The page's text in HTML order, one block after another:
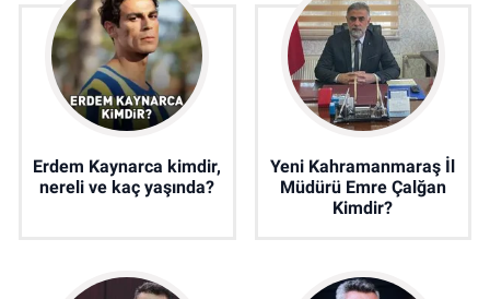
Erdem Kaynarca kimdir,
nereli ve kaç yaşında?
Yeni Kahramanmaraş İl
Müdürü Emre Çalğan
Kimdir?